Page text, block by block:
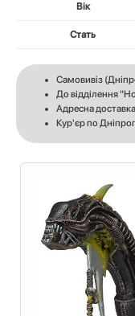
Вік
Стать
Самовивіз
До відділення
Адресна доставка
Кур'єр по